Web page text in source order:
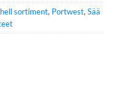
sortiment, Portwest, Sää